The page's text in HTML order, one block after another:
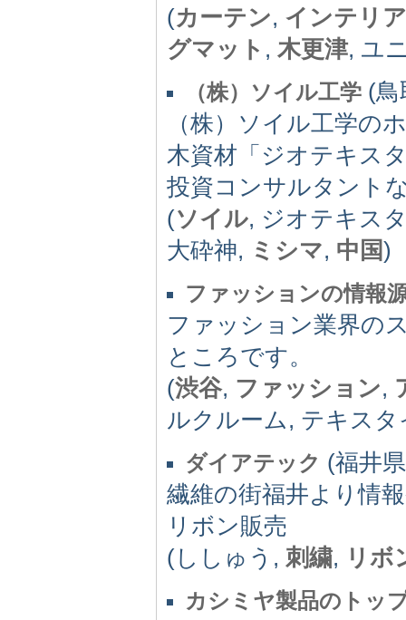
(カーテン, インテリア
グマット , 木更津, ユ
（株）ソイル工学 (鳥
（株）ソイル工学の
木資材「ジオテキス
投資コンサルタント
(ソイル, ジオテキス
大砕神, ミシマ, 中国)
ファッションの情報
ファッション業界の
ところです。
(渋谷, ファッション,
ルクルーム, テキス
ダイアテック (福井
繊維の街福井より情
リボン販売
(ししゅう, 刺繍, リボ
カシミヤ製品のトッ